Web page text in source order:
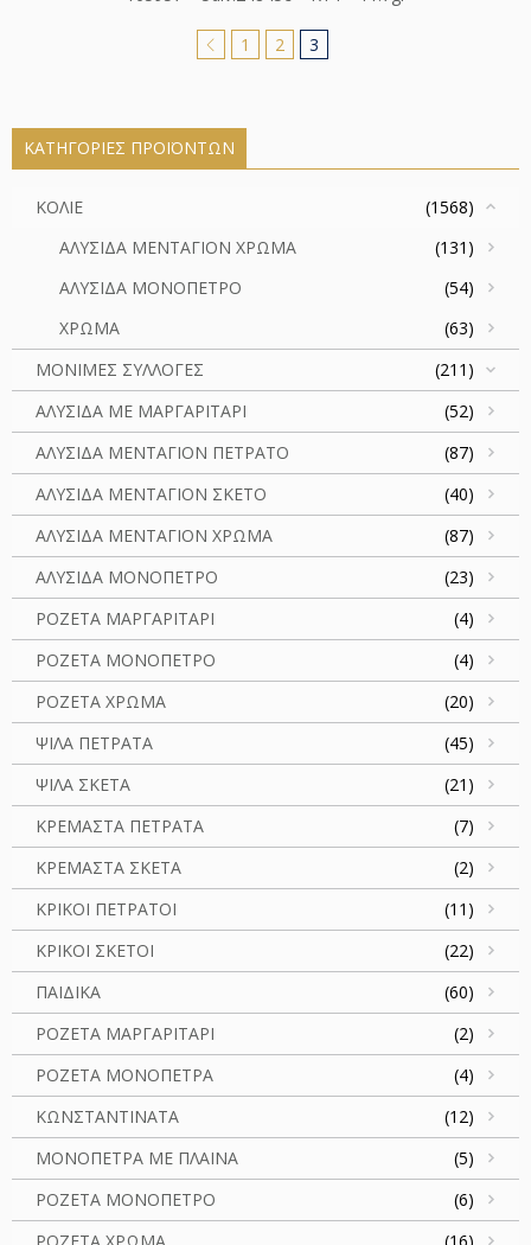
1 2 3
ΚΑΤΗΓΟΡΊΕΣ ΠΡΟΪΌΝΤΩΝ
ΚΟΛΙΕ
(1568)
ΑΛΥΣΙΔΑ ΜΕΝΤΑΓΙΟΝ ΧΡΩΜΑ
(131)
ΑΛΥΣΙΔΑ ΜΟΝΟΠΕΤΡΟ
(54)
ΧΡΩΜΑ
(63)
ΜΟΝΙΜΕΣ ΣΥΛΛΟΓΕΣ
(211)
ΑΛΥΣΙΔΑ ΜΕ ΜΑΡΓΑΡΙΤΑΡΙ
(52)
ΑΛΥΣΙΔΑ ΜΕΝΤΑΓΙΟΝ ΠΕΤΡΑΤΟ
(87)
ΑΛΥΣΙΔΑ ΜΕΝΤΑΓΙΟΝ ΣΚΕΤΟ
(40)
ΑΛΥΣΙΔΑ ΜΕΝΤΑΓΙΟΝ ΧΡΩΜΑ
(87)
ΑΛΥΣΙΔΑ ΜΟΝΟΠΕΤΡΟ
(23)
ΡΟΖΕΤΑ ΜΑΡΓΑΡΙΤΑΡΙ
(4)
ΡΟΖΕΤΑ ΜΟΝΟΠΕΤΡΟ
(4)
ΡΟΖΕΤΑ ΧΡΩΜΑ
(20)
ΨΙΛΑ ΠΕΤΡΑΤΑ
(45)
ΨΙΛΑ ΣΚΕΤΑ
(21)
ΚΡΕΜΑΣΤΑ ΠΕΤΡΑΤΑ
(7)
ΚΡΕΜΑΣΤΑ ΣΚΕΤΑ
(2)
ΚΡΙΚΟΙ ΠΕΤΡΑΤΟΙ
(11)
ΚΡΙΚΟΙ ΣΚΕΤΟΙ
(22)
ΠΑΙΔΙΚΑ
(60)
ΡΟΖΕΤΑ ΜΑΡΓΑΡΙΤΑΡΙ
(2)
ΡΟΖΕΤΑ ΜΟΝΟΠΕΤΡΑ
(4)
ΚΩΝΣΤΑΝΤΙΝΑΤΑ
(12)
ΜΟΝΟΠΕΤΡΑ ΜΕ ΠΛΑΙΝΑ
(5)
ΡΟΖΕΤΑ ΜΟΝΟΠΕΤΡΟ
(6)
ΡΟΖΕΤΑ ΧΡΩΜΑ
(16)